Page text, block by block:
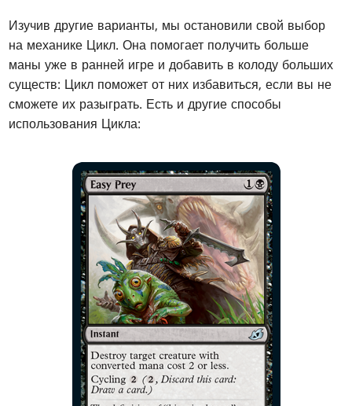
Изучив другие варианты, мы остановили свой выбор
на механике Цикл. Она помогает получить больше
маны уже в ранней игре и добавить в колоду больших
существ: Цикл поможет от них избавиться, если вы не
сможете их разыграть. Есть и другие способы
использования Цикла: